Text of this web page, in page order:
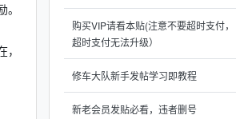
购买VIP请看本贴(注意不要超时支付，
超时支付无法升级）
修车大队新手发帖学习即教程
新老会员发贴必看，违者删号